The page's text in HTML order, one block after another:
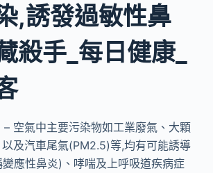
,誘發過敏性鼻
殺手_每日健康_
空氣中主要污染物如工業廢氣、大顆
及汽車尾氣(PM2.5)等,均有可能誘導
應性鼻炎)、哮喘及上呼吸道疾病症